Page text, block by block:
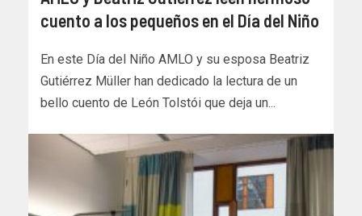
cuento a los pequeños en el Día del Niño
En este Día del Niño AMLO y su esposa Beatriz
Gutiérrez Müller han dedicado la lectura de un
bello cuento de León Tolstói que deja un...